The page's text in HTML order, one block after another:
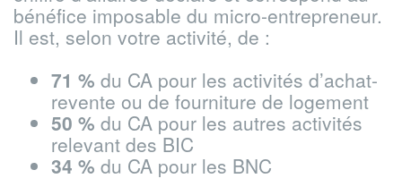
bénéfice imposable du micro-entrepreneur.
Il est, selon votre activité, de :
71 % du CA pour les activités d’achat-
revente ou de fourniture de logement
50 % du CA pour les autres activités
relevant des BIC
34 % du CA pour les BNC